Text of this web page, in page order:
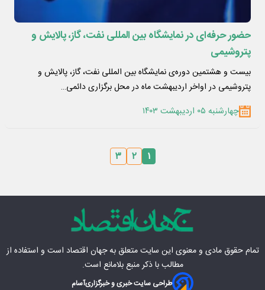
حضور حرفه‌ای در نمایشگاه بین المللی نفت، گاز، پالایش و
پتروشیمی
بیست و هشتمین دوره‌ی نمایشگاه بین المللی نفت، گاز، پالایش و
پتروشیمی در اواخر اردیبهشت ماه در محل برگزاری دائمی…
چهارشنبه ۰۵ اردیبهشت ۱۴۰۳
۱ ۲ ۳
تمام حقوق مادی‌ و معنوی این سایت متعلق بهجهان اقتصاد است و استفاده از
مطالب با ذکر منبع بلامانع است.
طراحی سایت خبری و خبرگزاریآسام